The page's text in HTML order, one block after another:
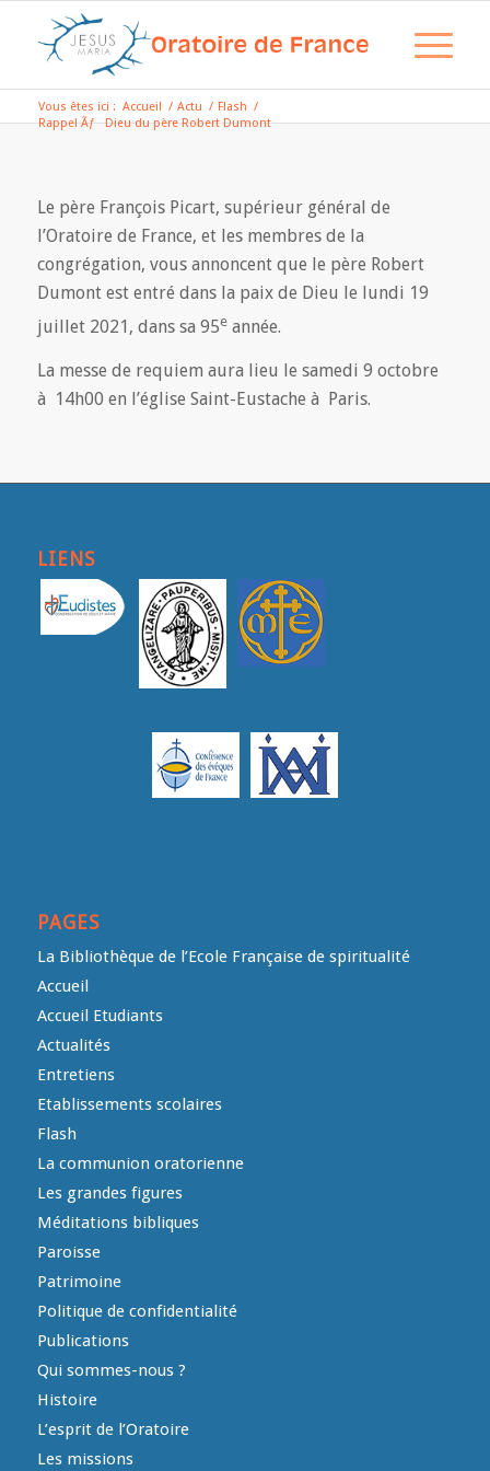
Vous êtes ici : Accueil / Actu / Flash /
Rappel Ãƒ Dieu du père Robert Dumont
Le père François Picart, supérieur général de
l’Oratoire de France, et les membres de la
congrégation, vous annoncent que le père Robert
Dumont est entré dans la paix de Dieu le lundi 19
juillet 2021, dans sa 95eannée.
La messe de requiem aura lieu le samedi 9 octobre
à 14h00 en l’église Saint-Eustache à Paris.
LIENS
PAGES
La Bibliothèque de l’Ecole Française de spiritualité
Accueil
Accueil Etudiants
Actualités
Entretiens
Etablissements scolaires
Flash
La communion oratorienne
Les grandes figures
Méditations bibliques
Paroisse
Patrimoine
Politique de confidentialité
Publications
Qui sommes-nous ?
Histoire
L’esprit de l’Oratoire
Les missions